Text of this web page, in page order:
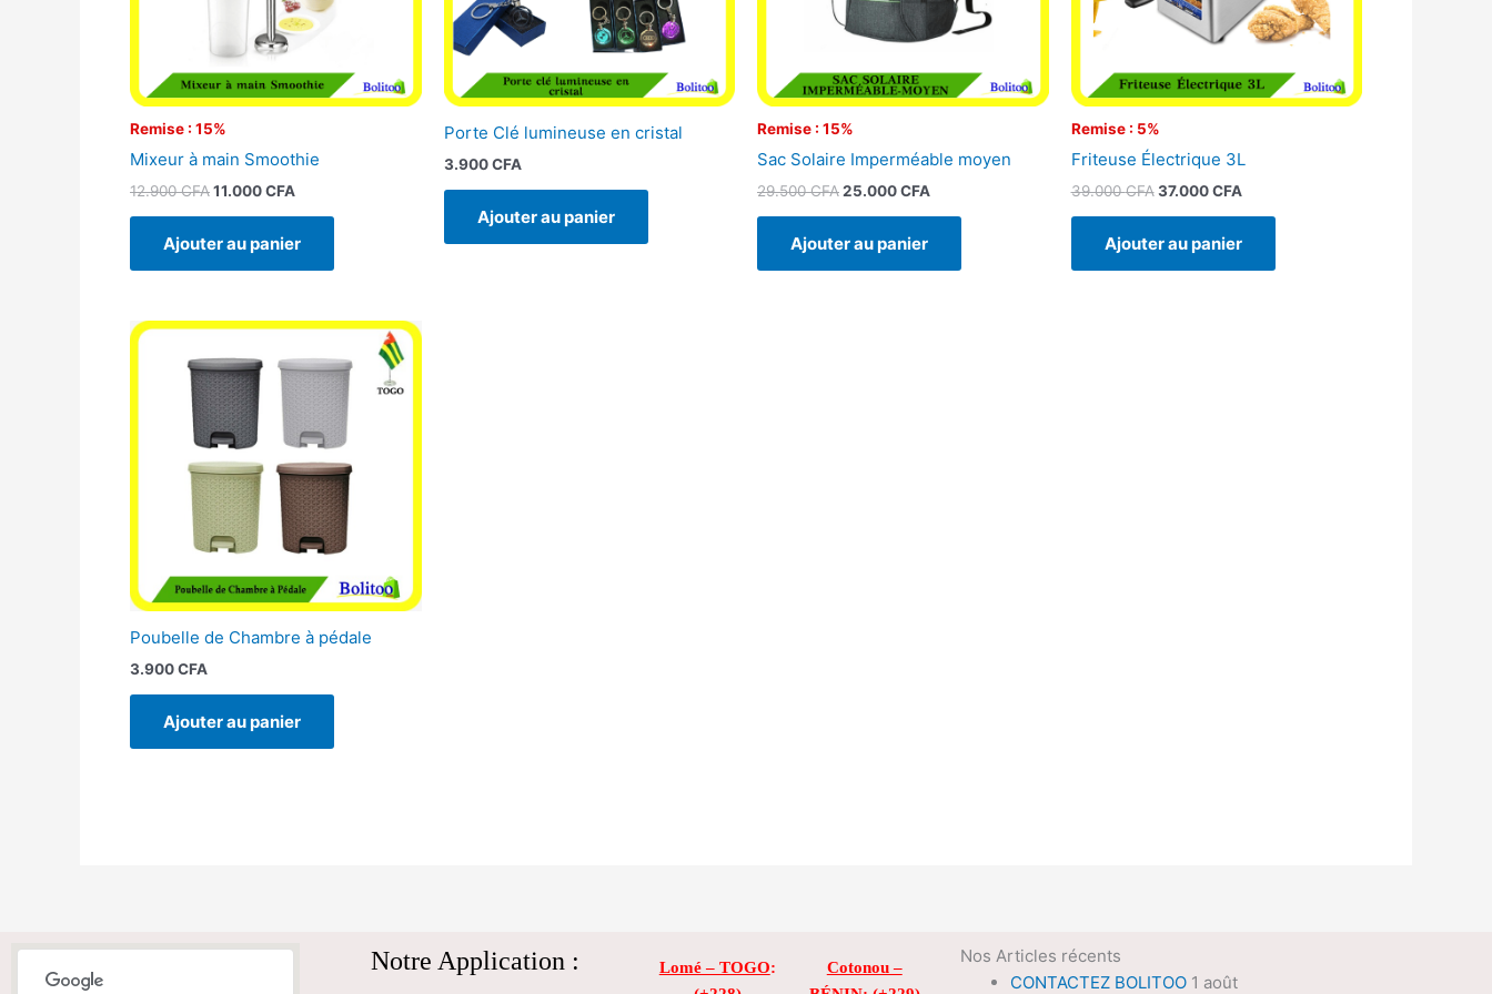
Remise : 15%
Mixeur à main Smoothie
12.900CFA11.000CFA
Ajouter au panier
Porte Clé lumineuse en cristal
3.900CFA
Ajouter au panier
Remise : 15%
Sac Solaire Imperméable moyen
29.500CFA25.000CFA
Ajouter au panier
Remise : 5%
Friteuse Électrique 3L
39.000CFA 37.000CFA
Ajouter au panier
Poubelle de Chambre à pédale
3.900CFA
Ajouter au panier
Notre Application : Lomé – TOGO:
Cotonou –
Nos Articles récents
CONTACTEZ BOLITOO 1 août